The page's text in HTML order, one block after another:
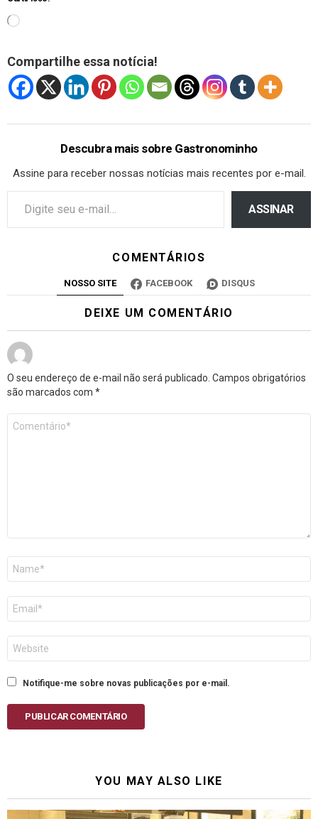
Compartilhe essa notícia!
Descubra mais sobre Gastronominho
Assine para receber nossas notícias mais recentes por e-mail.
ASSINAR
COMENTÁRIOS
NOSSO SITE FACEBOOK DISQUS
DEIXE UM COMENTÁRIO
O seu endereço de e-mail não será publicado. Campos obrigatórios
são marcados com *
mail
Notifique-me sobre novas publicações por e-mail.
PUBLICAR COMENTÁRIO
YOU MAY ALSO LIKE